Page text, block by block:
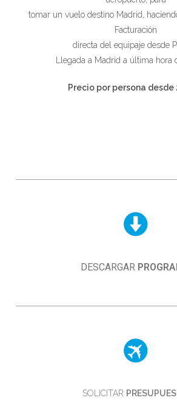
tomar un vuelo destino Madrid,
Facturación
directa del equipaje desde
Llegada a Madrid a última hora
Precio por persona desde
DESCARGAR
SOLICITAR